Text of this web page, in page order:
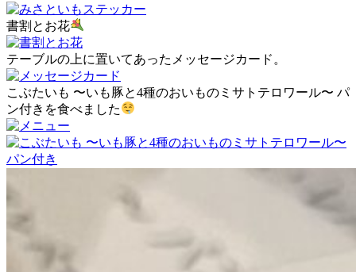
書割とお花
テーブルの上に置いてあったメッセージカード。
こぶたいも 〜いも豚と4種のおいものミサトテロワール〜 パ
ン付きを食べました